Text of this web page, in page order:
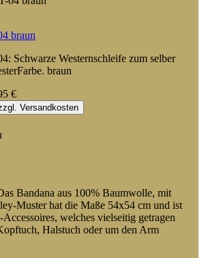
braun
Schwarze Westernschleife zum selber
braun
€
Versandkosten
Bandana aus 100% Baumwolle, mit
Muster hat die Maße 54x54 cm und ist
welches vielseitig getragen
Halstuch oder um den Arm